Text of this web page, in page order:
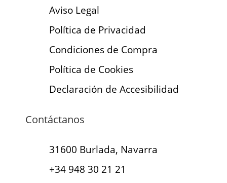
Aviso Legal
Política de Privacidad
Condiciones de Compra
Política de Cookies
Declaración de Accesibilidad
Contáctanos
31600 Burlada, Navarra
+34 948 30 21 21